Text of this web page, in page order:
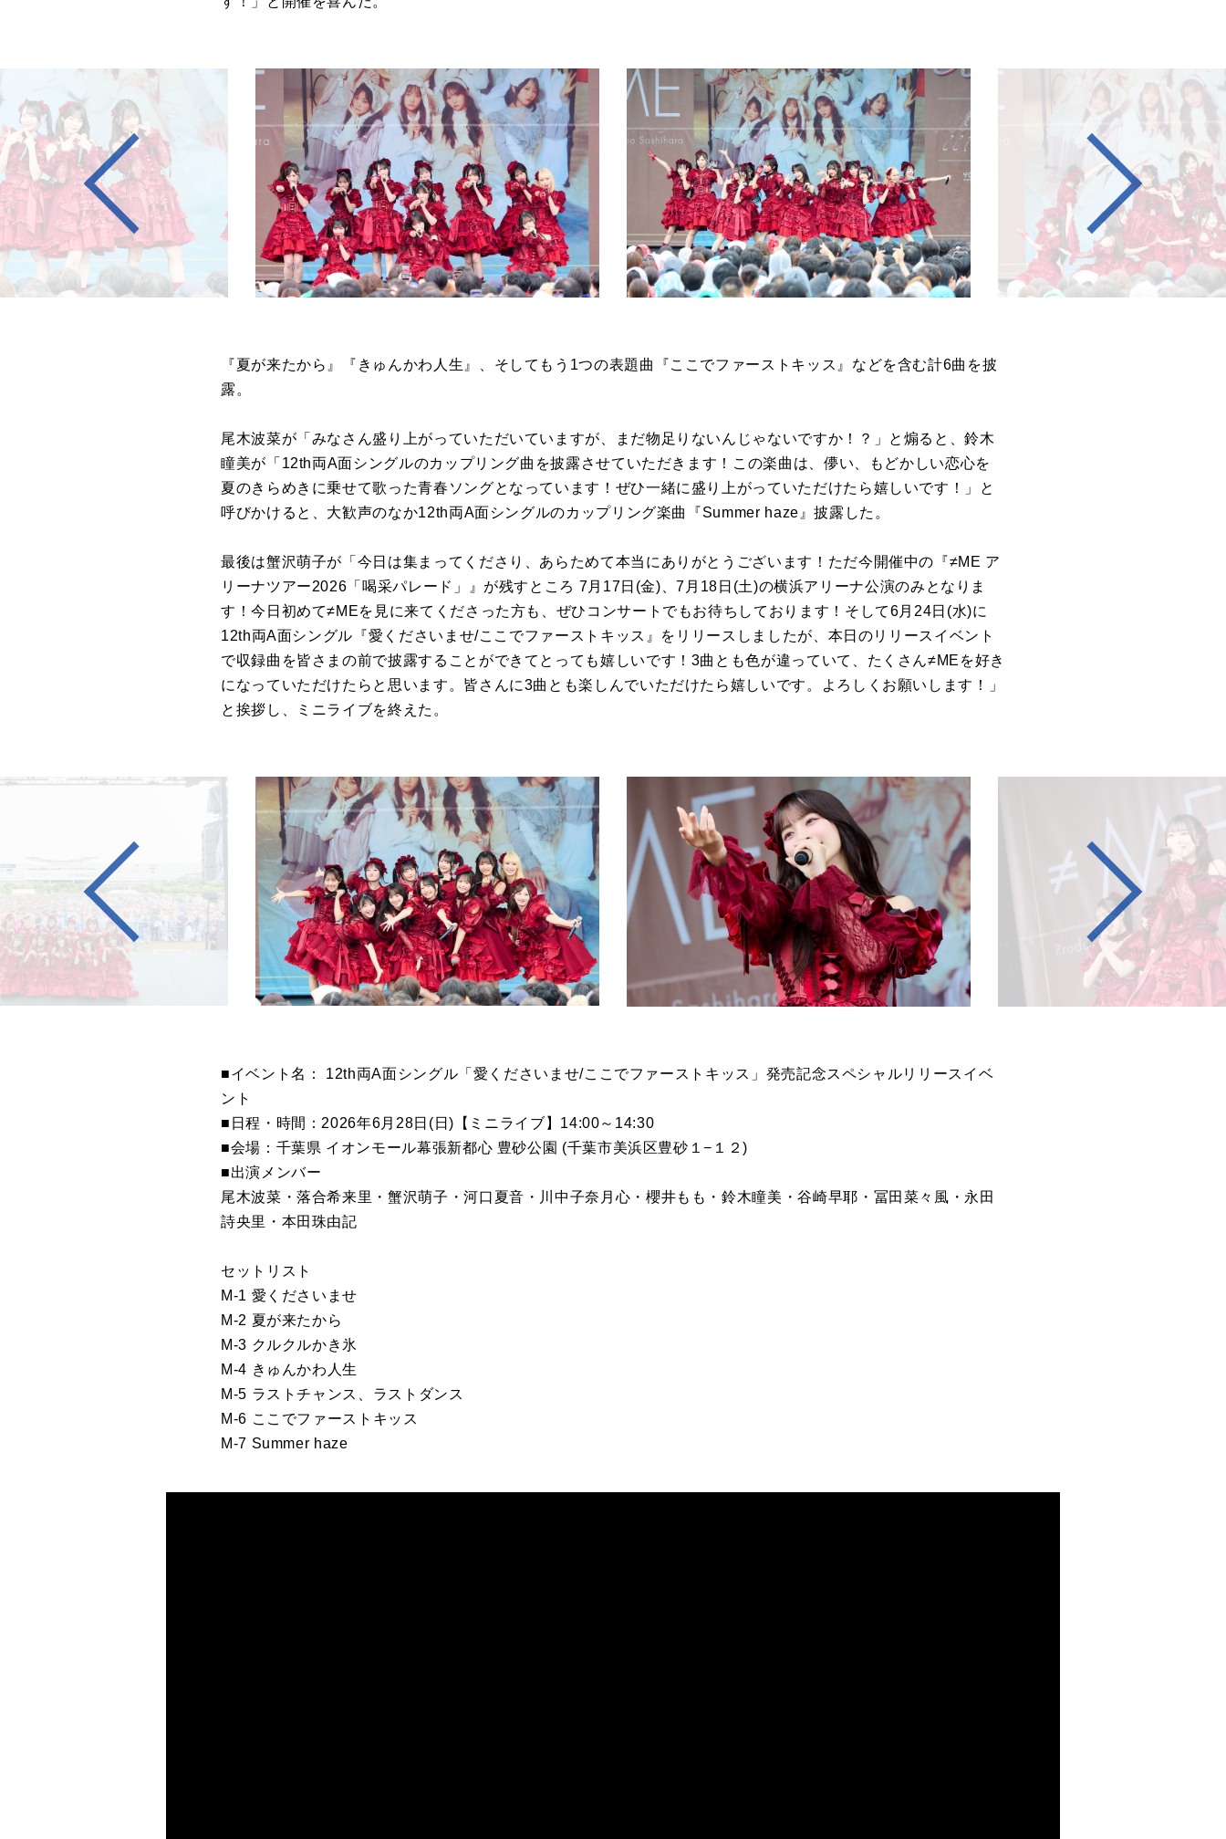
『夏が来たから』『きゅんかわ人生』、そしてもう1つの表題曲『ここでファーストキッス』などを含む計6曲を披
露。
尾木波菜が「みなさん盛り上がっていただいていますが、まだ物足りないんじゃないですか！？」と煽ると、鈴木
瞳美が「12th両A面シングルのカップリング曲を披露させていただきます！この楽曲は、儚い、もどかしい恋心を
夏のきらめきに乗せて歌った青春ソングとなっています！ぜひ一緒に盛り上がっていただけたら嬉しいです！」と
呼びかけると、大歓声のなか12th両A面シングルのカップリング楽曲『Summer haze』披露した。
最後は蟹沢萌子が「今日は集まってくださり、あらためて本当にありがとうございます！ただ今開催中の『≠ME ア
リーナツアー2026「喝采パレード」』が残すところ 7月17日(金)、7月18日(土)の横浜アリーナ公演のみとなりま
す！今日初めて≠MEを見に来てくださった方も、ぜひコンサートでもお待ちしております！そして6月24日(水)に
12th両A面シングル『愛くださいませ/ここでファーストキッス』をリリースしましたが、本日のリリースイベント
で収録曲を皆さまの前で披露することができてとっても嬉しいです！3曲とも色が違っていて、たくさん≠MEを好き
になっていただけたらと思います。皆さんに3曲とも楽しんでいただけたら嬉しいです。よろしくお願いします！」
と挨拶し、ミニライブを終えた。
■イベント名： 12th両A面シングル「愛くださいませ/ここでファーストキッス」発売記念スペシャルリリースイベ
ント
■日程・時間：2026年6月28日(日)【ミニライブ】14:00～14:30
■会場：千葉県 イオンモール幕張新都心 豊砂公園 (千葉市美浜区豊砂１−１２)
■出演メンバー
尾木波菜・落合希来里・蟹沢萌子・河口夏音・川中子奈月心・櫻井もも・鈴木瞳美・谷崎早耶・冨田菜々風・永田
詩央里・本田珠由記
セットリスト
M-1 愛くださいませ
M-2 夏が来たから
M-3 クルクルかき氷
M-4 きゅんかわ人生
M-5 ラストチャンス、ラストダンス
M-6 ここでファーストキッス
M-7 Summer haze